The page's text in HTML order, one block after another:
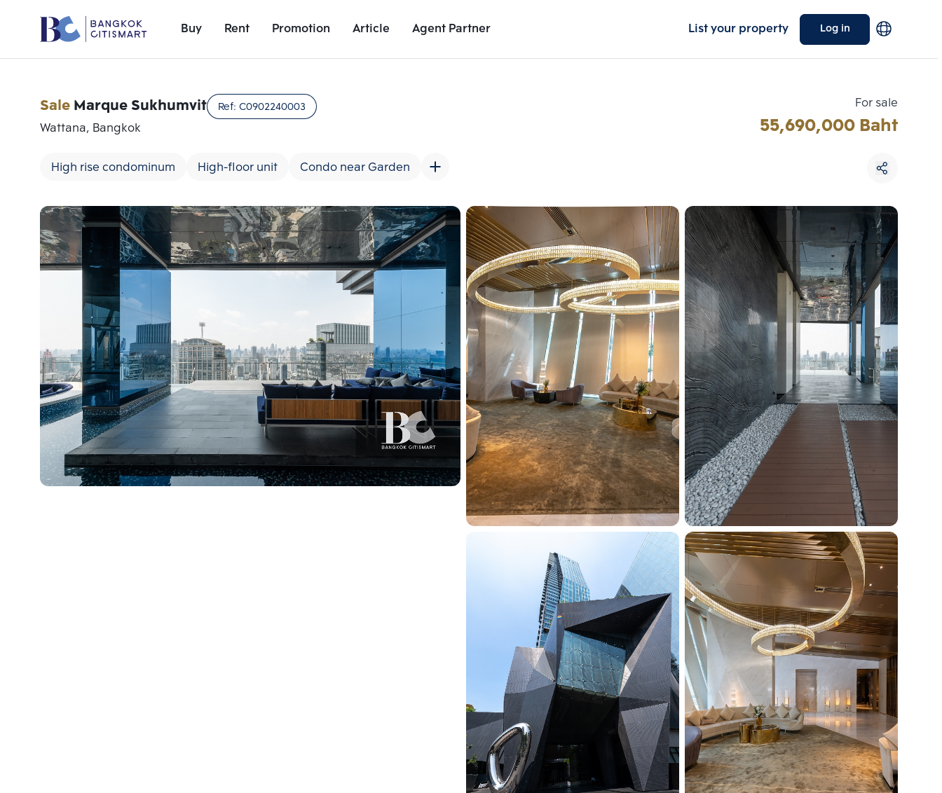
Buy Rent Promotion Article Agent Partner List your property Log in
Unit Details
SaleMarque Sukhumvit Ref: C0902240003
Wattana, Bangkok
High rise condominum High-floor unit Condo near Garden
For sale
55,690,000 Baht
Add comparative units
Number 1
Add comparative units
Number 2
Add comparative units
Number 3
Choose comparative unit
Maximum 3 units
Compare
Clear all